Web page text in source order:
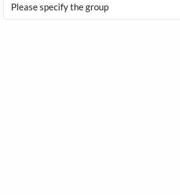
Please specify the group